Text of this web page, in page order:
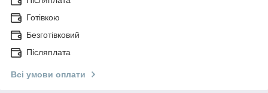
Готівкою
Безготівковий
Післяплата
Всі умови оплати